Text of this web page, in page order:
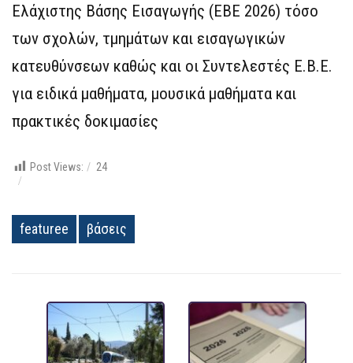
Ελάχιστης Βάσης Εισαγωγής (ΕΒΕ 2026) τόσο
των σχολών, τμημάτων και εισαγωγικών
κατευθύνσεων καθώς και οι Συντελεστές Ε.Β.Ε.
για ειδικά μαθήματα, μουσικά μαθήματα και
πρακτικές δοκιμασίες
Post Views: 24
featuree βάσεις